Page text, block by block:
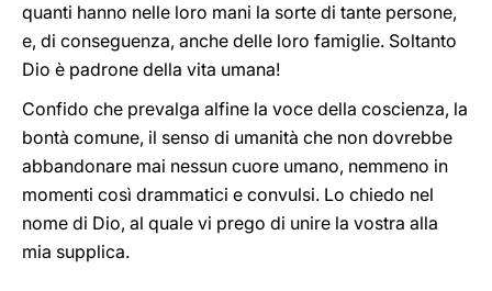
quanti hanno nelle loro mani la sorte di tante persone,
e, di conseguenza, anche delle loro famiglie. Soltanto
Dio è padrone della vita umana!
Confido che prevalga alfine la voce della coscienza, la
bontà comune, il senso di umanità che non dovrebbe
abbandonare mai nessun cuore umano, nemmeno in
momenti così drammatici e convulsi. Lo chiedo nel
nome di Dio, al quale vi prego di unire la vostra alla
mia supplica.